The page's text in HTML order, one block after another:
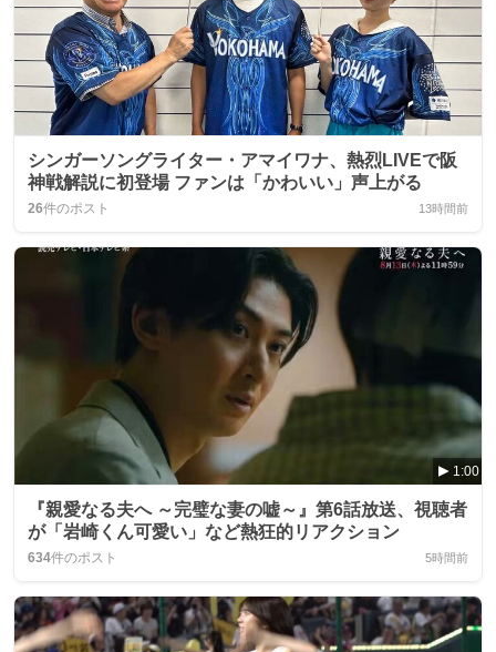
シンガーソングライター・アマイワナ、熱烈LIVEで阪
神戦解説に初登場 ファンは「かわいい」声上がる
26件のポスト 13時間前
1:00
『親愛なる夫へ ～完璧な妻の嘘～』第6話放送、視聴者
が「岩崎くん可愛い」など熱狂的リアクション
634件のポスト 5時間前